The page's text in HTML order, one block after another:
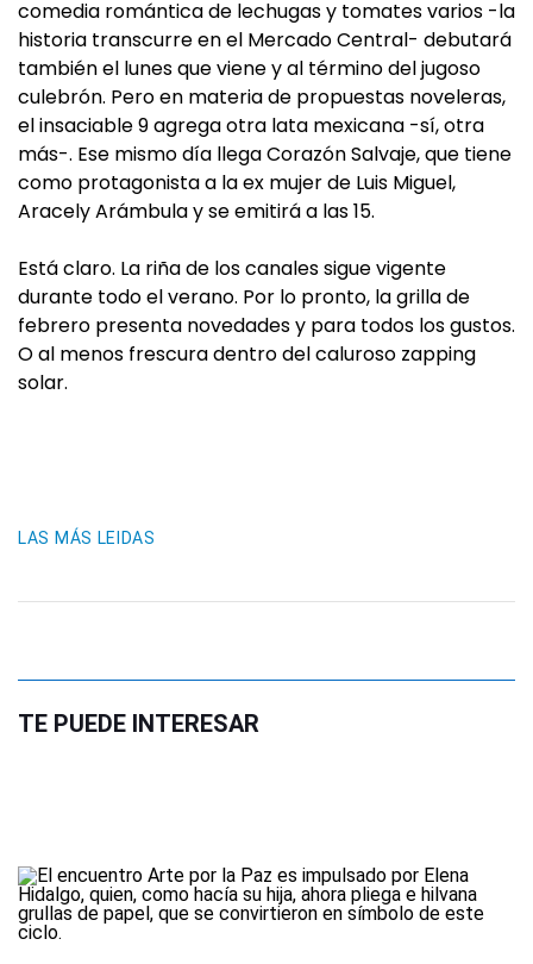
comedia romántica de lechugas y tomates varios -la
historia transcurre en el Mercado Central- debutará
también el lunes que viene y al término del jugoso
culebrón. Pero en materia de propuestas noveleras,
el insaciable 9 agrega otra lata mexicana -sí, otra
más-. Ese mismo día llega Corazón Salvaje, que tiene
como protagonista a la ex mujer de Luis Miguel,
Aracely Arámbula y se emitirá a las 15.
Está claro. La riña de los canales sigue vigente
durante todo el verano. Por lo pronto, la grilla de
febrero presenta novedades y para todos los gustos.
O al menos frescura dentro del caluroso zapping
solar.
LAS MÁS LEIDAS
TE PUEDE INTERESAR